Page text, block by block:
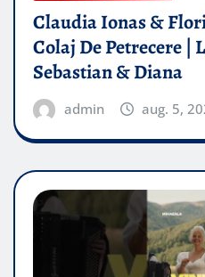
Claudia Ionas &
Colaj De Petrecere |
Sebastian & Diana
admin aug. 5,